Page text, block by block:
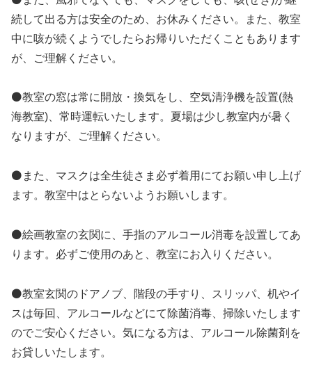
続して出る方は安全のため、お休みください。また、教室
中に咳が続くようでしたらお帰りいただくこともあります
が、ご理解ください。
⚫教室の窓は常に開放・換気をし、空気清浄機を設置(熱
海教室)、常時運転いたします。夏場は少し教室内が暑く
なりますが、ご理解ください。
⚫また、マスクは全生徒さま必ず着用にてお願い申し上げ
ます。教室中はとらないようお願いします。
⚫絵画教室の玄関に、手指のアルコール消毒を設置してあ
ります。必ずご使用のあと、教室にお入りください。
⚫教室玄関のドアノブ、階段の手すり、スリッパ、机やイ
スは毎回、アルコールなどにて除菌消毒、掃除いたします
のでご安心ください。気になる方は、アルコール除菌剤を
お貸しいたします。